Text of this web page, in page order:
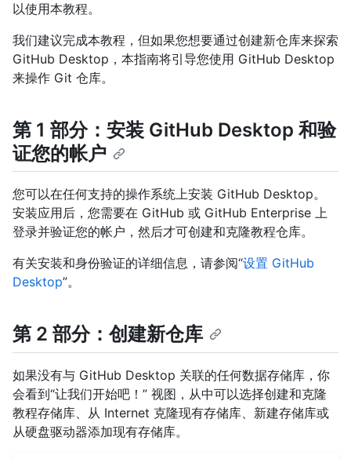
以使用本教程。
我们建议完成本教程，但如果您想要通过创建新仓库来探索
GitHub Desktop，本指南将引导您使用 GitHub Desktop
来操作 Git 仓库。
第 1 部分：安装 GitHub Desktop 和验
证您的帐户
您可以在任何支持的操作系统上安装 GitHub Desktop。
安装应用后，您需要在 GitHub 或 GitHub Enterprise 上
登录并验证您的帐户，然后才可创建和克隆教程仓库。
有关安装和身份验证的详细信息，请参阅“设置 GitHub
Desktop”。
第 2 部分：创建新仓库
如果没有与 GitHub Desktop 关联的任何数据存储库，你
会看到“让我们开始吧！” 视图，从中可以选择创建和克隆
教程存储库、从 Internet 克隆现有存储库、新建存储库或
从硬盘驱动器添加现有存储库。